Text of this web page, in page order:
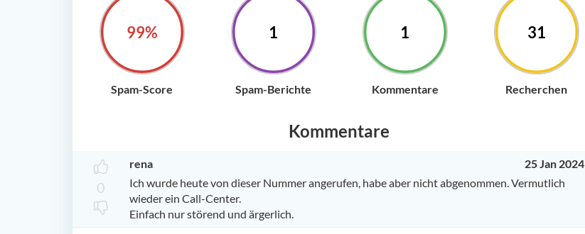
100%
Spam-Score
1
Spam-Berichte
1
Kommentare
31
Recherchen
Kommentare
0
rena
25 Jan 2024
Ich wurde heute von dieser Nummer angerufen, habe aber nicht abgenommen. Vermutlich
wieder ein Call-Center.
Einfach nur störend und ärgerlich.